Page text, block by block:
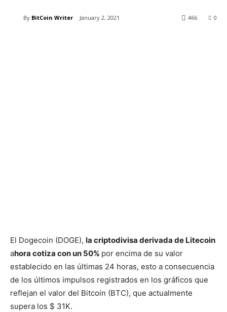
By BitCoin Writer January 2, 2021 0
466
El Dogecoin (DOGE), la criptodivisa derivada de Litecoin
ahora cotiza con un 50% por encima de su valor
establecido en las últimas 24 horas, esto a consecuencia
de los últimos impulsos registrados en los gráficos que
reflejan el valor del Bitcoin (BTC), que actualmente
supera los $ 31K.